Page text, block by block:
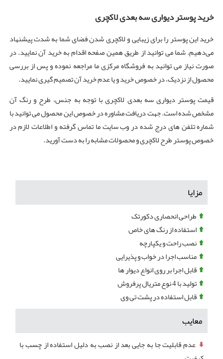
خرید پوستر دیواری سه بعدیلاکچری
خرید این پوستر را برای زیبایی و لاکچری شدن فضای شما به شدت پیشنهاد
می‌دهیم. شما می توانید از طریق همین صفحه اقدام به خرید آن نمایید. در
صورت نیاز می توانید به فروشگاه مرکزی ما مراجعه نموده و پس از بررسی
محصول از نزدیک، در خصوص خرید و یا عدم خرید آن تصمیم گیری نمایید.
قیمت پوستر دیواری سه بعدی لاکچری با توجه به جنس، طرح و رنگ آن
مشخص شده است. جهت دریافت مشاوره در خصوص این محصول می توانید با
شماره تلفن های درج شده در وب سایت ما تماس گرفته و اطلاعات لازم در
خصوص پوستر طرح لاکچری و محصولات مشابه را به دست آورید.
مزایا
طراحی انحصاری دکورتک
استفاده از رنگ های خاص
نصب راحت و یکپارچه
مناسب اجرا در خواب و پذیرایی
قابل اجرا بر روی انواع دیوار ها
تولید با 4 نوع متریال پرفروش
قابل استفاده در پشت تی وی
معایب
عدم قابلیت جا به جایی بعد از نصب به دلیل استفاده از چسب با